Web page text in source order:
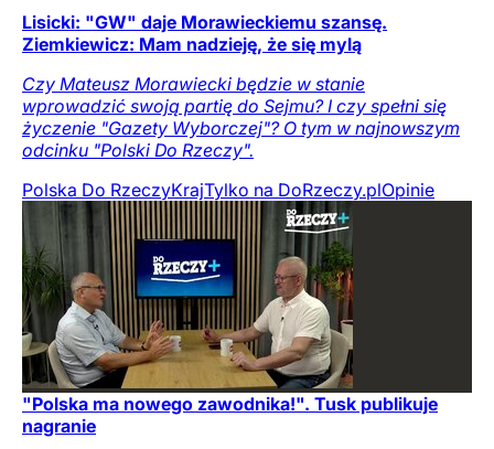
Lisicki: "GW" daje Morawieckiemu szansę.
Ziemkiewicz: Mam nadzieję, że się mylą
Czy Mateusz Morawiecki będzie w stanie
wprowadzić swoją partię do Sejmu? I czy spełni się
życzenie "Gazety Wyborczej"? O tym w najnowszym
odcinku "Polski Do Rzeczy".
Polska Do RzeczyKrajTylko na DoRzeczy.plOpinie
"Polska ma nowego zawodnika!". Tusk publikuje
nagranie